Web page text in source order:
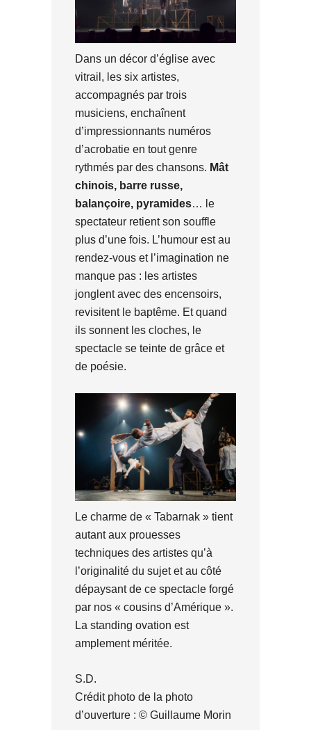
Dans un décor d’église avec
vitrail, les six artistes,
accompagnés par trois
musiciens, enchaînent
d’impressionnants numéros
d’acrobatie en tout genre
rythmés par des chansons. Mât
chinois, barre russe,
balançoire, pyramides… le
spectateur retient son souffle
plus d’une fois. L’humour est au
rendez-vous et l’imagination ne
manque pas : les artistes
jonglent avec des encensoirs,
revisitent le baptême. Et quand
ils sonnent les cloches, le
spectacle se teinte de grâce et
de poésie.
Le charme de « Tabarnak » tient
autant aux prouesses
techniques des artistes qu’à
l’originalité du sujet et au côté
dépaysant de ce spectacle forgé
par nos « cousins d’Amérique ».
La standing ovation est
amplement méritée.
S.D.
Crédit photo de la photo
d’ouverture : © Guillaume Morin